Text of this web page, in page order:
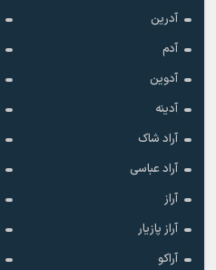
آدرین
آدم
آدوین
آدینه
آراد شاک
آراد عباسی
آراز
آراز پازیار
آراکو